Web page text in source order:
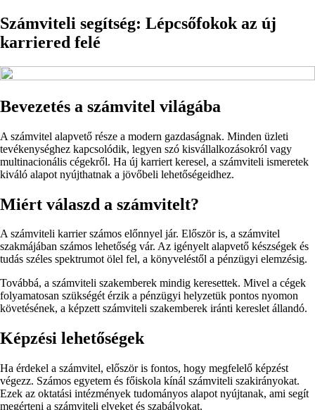
Számviteli segítség: Lépcsőfokok az új
karriered felé
Bevezetés a számvitel világába
A számvitel alapvető része a modern gazdaságnak. Minden üzleti
tevékenységhez kapcsolódik, legyen szó kisvállalkozásokról vagy
multinacionális cégekről. Ha új karriert keresel, a számviteli ismeretek
kiváló alapot nyújthatnak a jövőbeli lehetőségeidhez.
Miért válaszd a számvitelt?
A számviteli karrier számos előnnyel jár. Először is, a számvitel
szakmájában számos lehetőség vár. Az igényelt alapvető készségek és
tudás széles spektrumot ölel fel, a könyveléstől a pénzügyi elemzésig.
Továbbá, a számviteli szakemberek mindig keresettek. Mivel a cégek
folyamatosan szükségét érzik a pénzügyi helyzetük pontos nyomon
követésének, a képzett számviteli szakemberek iránti kereslet állandó.
Képzési lehetőségek
Ha érdekel a számvitel, először is fontos, hogy megfelelő képzést
végezz. Számos egyetem és főiskola kínál számviteli szakirányokat.
Ezek az oktatási intézmények tudományos alapot nyújtanak, ami segít
megérteni a számviteli elveket és szabályokat.